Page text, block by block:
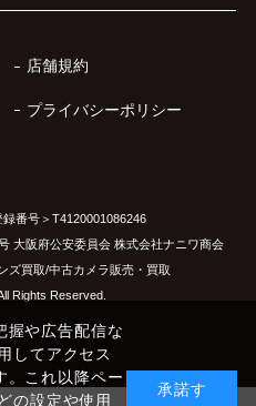
店舗規約
プライバシーポリシー
番号＞T4120001086246
大阪府公安委員会 株式会社ナニワ商会
ズ買取/中古カメラ販売・買取
Rights Reserved.
握や広告配信な
してアクセス
。これ以降ペー
の設定や使用
承諾す